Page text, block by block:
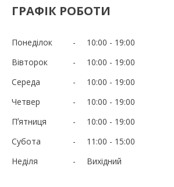
ГРАФІК РОБОТИ
Понеділок 10:00
19:00
Вівторок
10:00
19:00
Середа
10:00
19:00
Четвер
10:00
19:00
Пʼятниця
10:00
19:00
Субота
11:00
15:00
Неділя
Вихідний